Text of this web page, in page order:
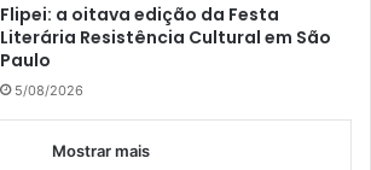
Flipei: a oitava edição da Festa
Literária Resistência Cultural em São
Paulo
5/08/2026
Mostrar mais